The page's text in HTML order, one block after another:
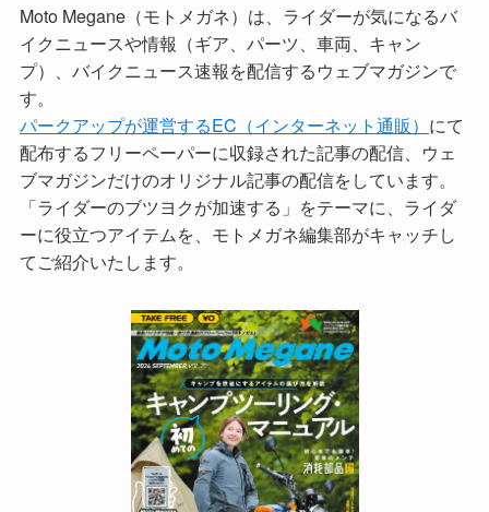
Moto Megane（モトメガネ）は、ライダーが気になるバ
イクニュースや情報（ギア、パーツ、車両、キャン
プ）、バイクニュース速報を配信するウェブマガジンで
す。
パークアップが運営するEC（インターネット通販） にて
配布するフリーペーパーに収録された記事の配信、ウェ
ブマガジンだけのオリジナル記事の配信をしています。
「ライダーのブツヨクが加速する」をテーマに、ライダ
ーに役立つアイテムを、モトメガネ編集部がキャッチし
てご紹介いたします。